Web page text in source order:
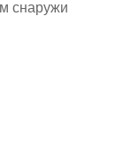
снаружи